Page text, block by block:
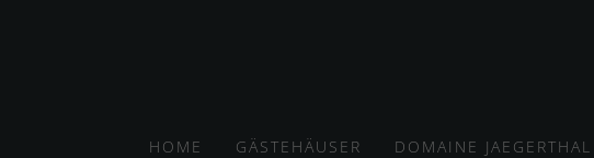
HOME GÄSTEHÄUSER DOMAINE JAEGERTHAL